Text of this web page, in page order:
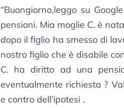
“Buongiorno,leggo su
pensioni. Mia moglie C. è
dopo il figlio ha smesso di
nostro figlio che è disabile
C. ha diritto ad una
eventualmente richiesta ?
e contro dell’ipotesi .